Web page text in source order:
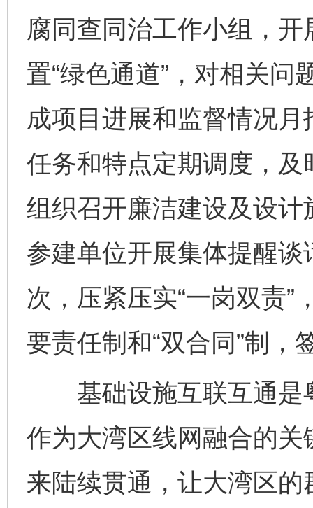
腐同查同治工作小组，
置“绿色通道”，对相关
成项目进展和监督情况
任务和特点定期调度，
组织召开廉洁建设及设
参建单位开展集体提醒
次，压紧压实“一岗双责
要责任制和“双合同”制，
基础设施互联互通是
作为大湾区线网融合的
来陆续贯通，让大湾区的